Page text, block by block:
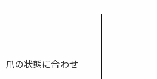
爪の状態に合わせ